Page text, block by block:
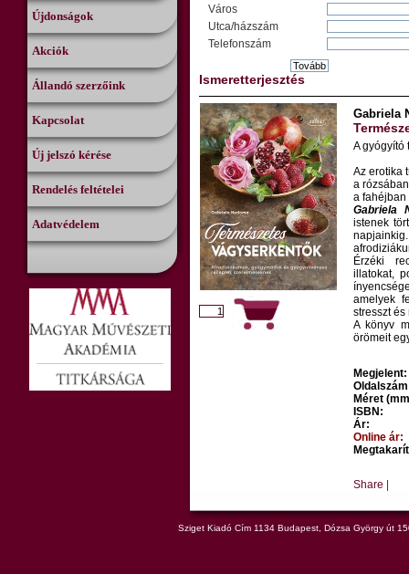
Újdonságok
Akciók
Állandó szerzőink
Kapcsolat
Új jelszó kérése
Rendelés feltételei
Adatvédelem
Város
Utca/házszám
Telefonszám
Ismeretterjesztés
Gabriela
A gyógyító
Az erotika
a
a
Gabriela
istenek
Érzéki
illatokat,
amelyek
stresszt
A könyv
örömeit
Megjelent:
Méret
ISBN:
Ár:
Online ár:
Share
Sziget Kiadó Cím 1134 Budapest, Dózsa György út